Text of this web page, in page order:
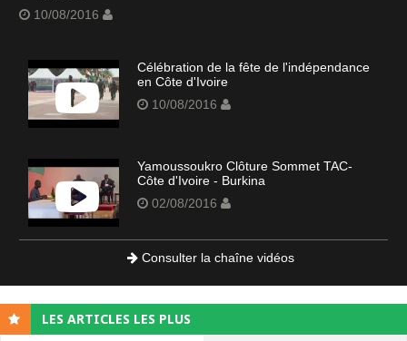
10/08/2016
Célébration de la fête de l'indépendance
en Côte d'Ivoire
10/08/2016
Yamoussoukro Clôture Sommet TAC-
Côte d'Ivoire - Burkina
02/08/2016
Consulter la chaîne vidéos
LES ARTICLES LES PLUS